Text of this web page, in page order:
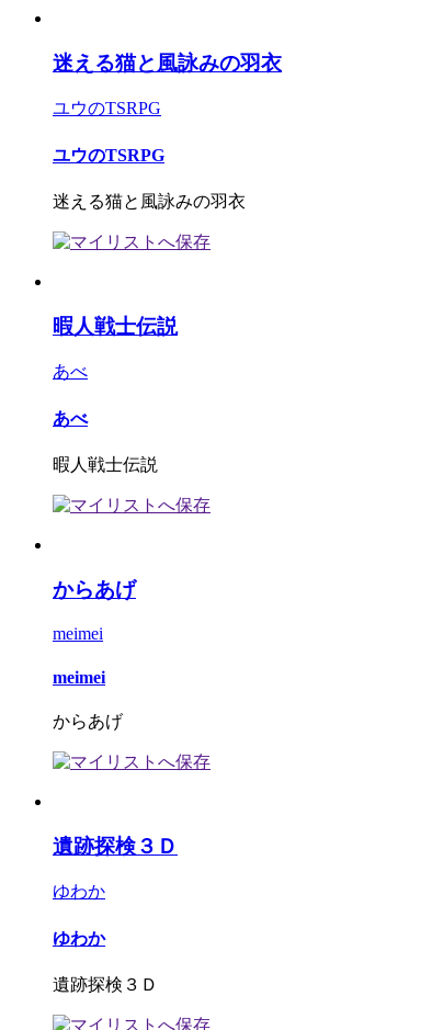
迷える猫と風詠みの羽衣
ユウのTSRPG
ユウのTSRPG
迷える猫と風詠みの羽衣
暇人戦士伝説
あべ
あべ
暇人戦士伝説
からあげ
meimei
meimei
からあげ
遺跡探検３Ｄ
ゆわか
ゆわか
遺跡探検３Ｄ